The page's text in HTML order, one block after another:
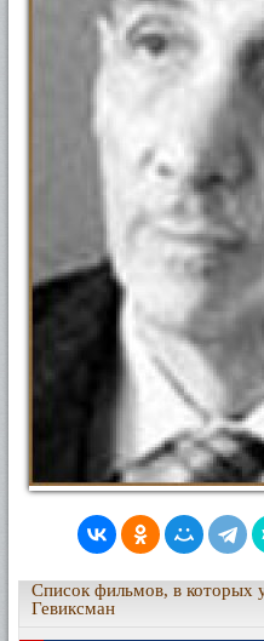
Список фильмов, в которых
Гевиксман